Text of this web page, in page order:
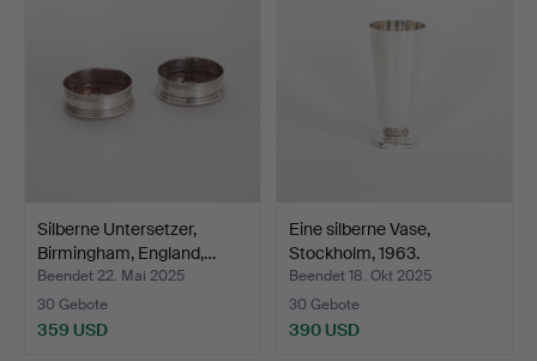
Silberne Untersetzer,
Birmingham, England,…
Beendet 22. Mai 2025
30 Gebote
359 USD
Eine silberne Vase,
Stockholm, 1963.
Beendet 18. Okt 2025
30 Gebote
390 USD